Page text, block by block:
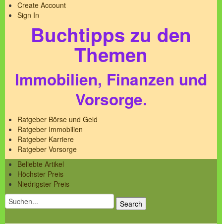
Create Account
Sign In
Buchtipps zu den
Themen
Immobilien, Finanzen und
Vorsorge.
Ratgeber Börse und Geld
Ratgeber Immobilien
Ratgeber Karriere
Ratgeber Vorsorge
Beliebte Artikel
Höchster Preis
Niedrigster Preis
Search
for: